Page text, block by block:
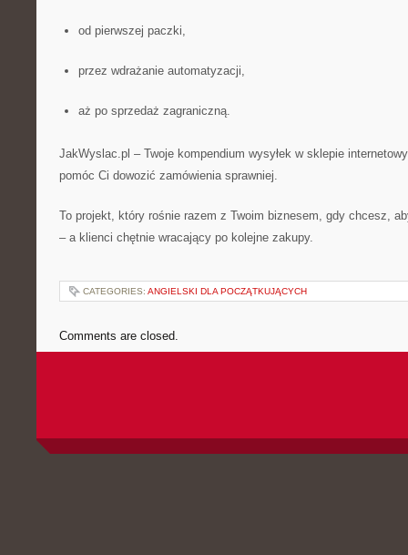
od pierwszej paczki,
przez wdrażanie automatyzacji,
aż po sprzedaż zagraniczną.
JakWyslac.pl – Twoje kompendium wysyłek w sklepie
pomóc Ci dowozić zamówienia sprawniej.
To projekt, który rośnie razem z Twoim biznesem, gdy chcesz,
– a klienci chętnie wracający po kolejne zakupy.
CATEGORIES: ANGIELSKI DLA POCZĄTKUJĄCYCH
Comments are closed.